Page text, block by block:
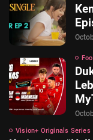
Vision+ Originals Series